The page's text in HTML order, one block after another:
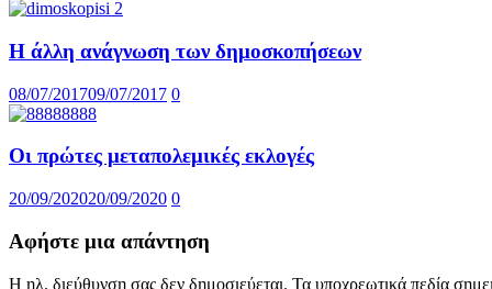
Η άλλη ανάγνωση των δημοσκοπήσεων
08/07/201709/07/2017 0
Οι πρώτες μεταπολεμικές εκλογές
20/09/202020/09/2020 0
Αφήστε μια απάντηση
Η ηλ. διεύθυνση σας δεν δημοσιεύεται. Τα υποχρεωτικά πεδία